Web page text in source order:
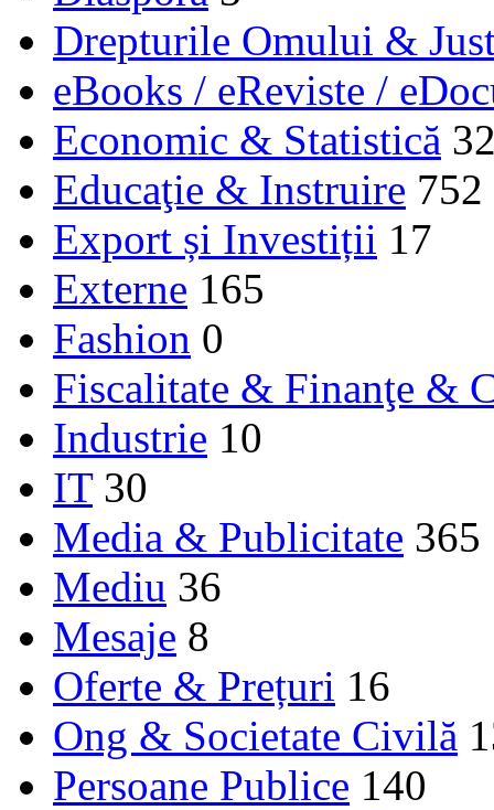
Drepturile Omului &
eBooks / eReviste /
Economic & Statistică
Educaţie & Instruire 752
Export și Investiții 17
Externe 165
Fashion 0
Fiscalitate & Finanţe &
Industrie 10
IT 30
Media & Publicitate 365
Mediu 36
Mesaje 8
Oferte & Prețuri 16
Ong & Societate Civilă
Persoane Publice 140